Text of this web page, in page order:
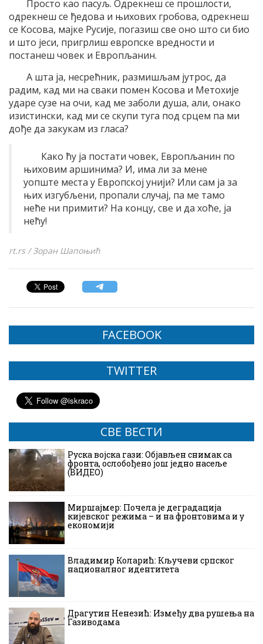
Просто као пасуљ. Одрекнеш се прошлости,
одрекнеш се ђедова и њихових гробова, одрекнеш
се Косова, мајке Русије, погазиш све оно што си био
и што јеси, пригрлиш европске вредности и
постанеш човек и Европљанин.
А шта ја, несрећник, размишљам јутрос, да
радим, кад ми на сваки помен Косова и Метохије
ударе сузе на очи, кад ме заболи душа, али, онако
изистински, кад ми се скупи туга под срцем па ми
дође да закукам из гласа?
Како ћу ја постати човек, Европљанин по
њиховим аршинима? И, има ли за мене
уопште места у Европској унији? Или сам ја за
њих изгубљени, пропали случај, па ме тамо
неће ни примити? На концу, све и да хоће, ја
нећу!
rt.rs / Зоран Шапоњић
FACEBOOK
TWITTER
СВЕ ВЕСТИ
Руска војска гази: Објављен снимак са
фронта, ослобођено још једно насеље
(ВИДЕО)
Миршајмер: Почела је деградација
кијевског режима – и на фронтовима и у
економији
Владимир Коларић: Кључеви српског
националног идентитета
Драгутин Ненезић: Између два рушења на
Газиводама